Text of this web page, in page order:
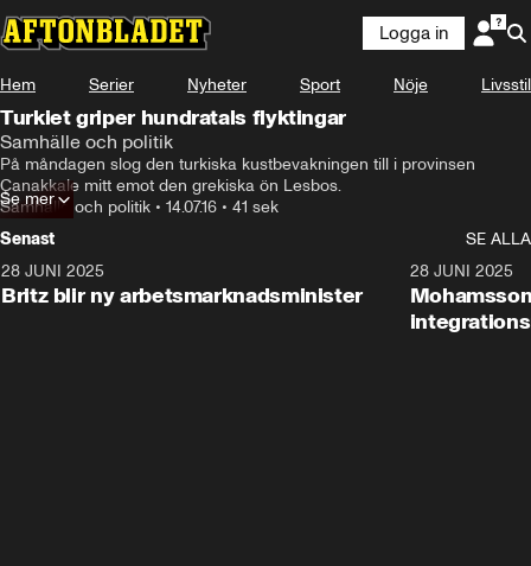
Logga in
Hem Serier Nyheter Sport Nöje Livsstil
Turkiet griper hundratals flyktingar
Samhälle och politik
På måndagen slog den turkiska kustbevakningen till i provinsen
Çanakkale mitt emot den grekiska ön Lesbos.
Samhälle och politik • 14.07.16 • 41 sek
Se mer
Senast
SE ALLA
28 JUNI 2025
Britz blir ny arbetsmarknadsminister
28 JUNI 2025